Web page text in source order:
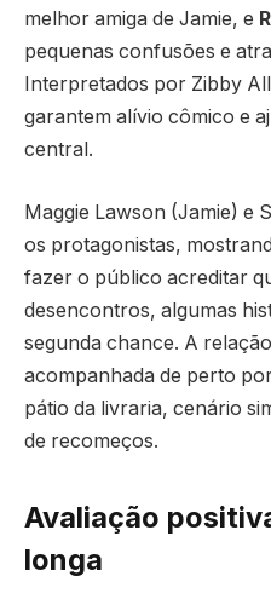
melhor amiga de Jamie, e
pequenas confusões e
Interpretados por Zibby
garantem alívio cômico e
central.
Maggie Lawson (Jamie) e
os protagonistas,
fazer o público acreditar
desencontros, algumas
segunda chance. A
acompanhada de perto
pátio da livraria, cenário
de recomeços.
Avaliação
longa